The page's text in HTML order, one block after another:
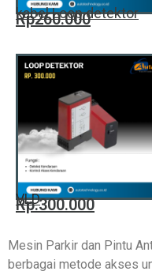
kabel Loop detektor
Rp260.000
VLD
Rp.300.000
Mesin Parkir dan Pintu
berbagai metode akses